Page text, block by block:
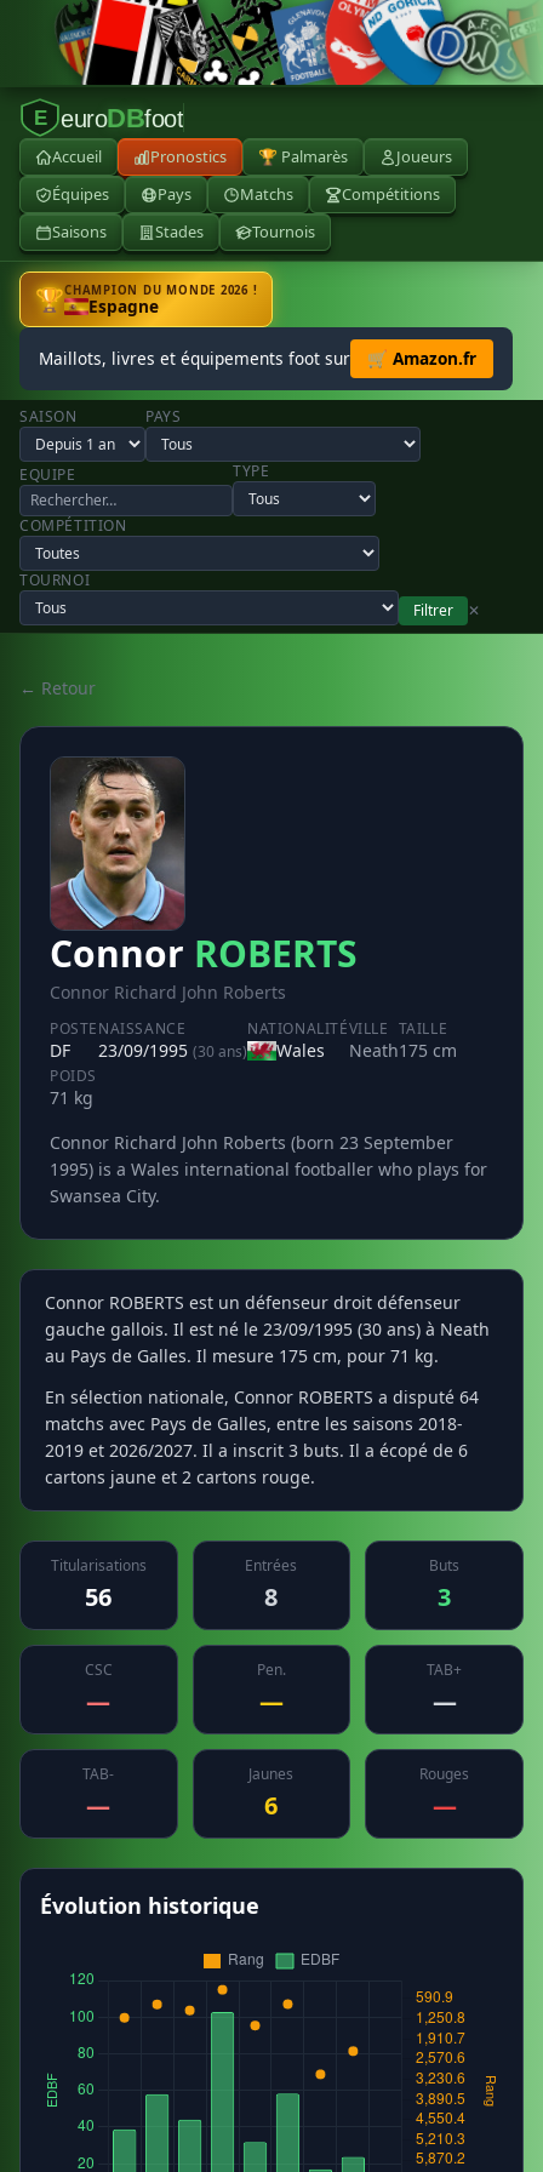
E euroDBfoot
Accueil Pronostics 🏆 Palmarès
Joueurs
Équipes
Pays Matchs
Compétitions
Saisons
Stades Tournois
🏆CHAMPION DU MONDE 2026 !
Espagne
Maillots, livres et équipements foot sur 🛒 Amazon.fr
SAISON PAYS
EQUIPE TYPE
COMPÉTITION
TOURNOI
Filtrer
✕
← Retour
Connor ROBERTS
Connor Richard John Roberts
POSTE
DF
NAISSANCE
23/09/1995 (30 ans)
NATIONALITÉ
Wales
VILLE
Neath
TAILLE
175 cm
POIDS
71 kg
Connor Richard John Roberts (born 23 September
1995) is a Wales international footballer who plays for
Swansea City.
Connor ROBERTS est un défenseur droit défenseur
gauche gallois. Il est né le 23/09/1995 (30 ans) à Neath
au Pays de Galles. Il mesure 175 cm, pour 71 kg.
En sélection nationale, Connor ROBERTS a disputé 64
matchs avec Pays de Galles, entre les saisons 2018-
2019 et 2026/2027. Il a inscrit 3 buts. Il a écopé de 6
cartons jaune et 2 cartons rouge.
Titularisations
56
Entrées
8
Buts
3
CSC
—
Pen.
—
TAB+
—
TAB-
—
Jaunes
6
Rouges
—
Évolution historique